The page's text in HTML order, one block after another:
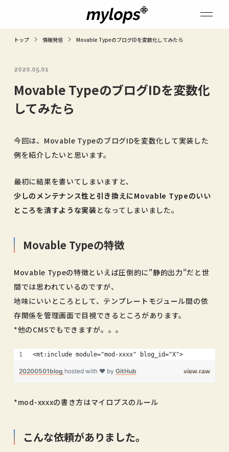
トップ 情報発信 Movable TypeのブログIDを変数化してみたら
2020.05.01
Movable TypeのブログIDを変数化
してみたら
今回は、Movable TypeのブログIDを変数化して実装した
例を紹介したいと思います。
最初に結果を書いてしまいますと、
少しのメンテナンス性と引き換えにMovable Typeのいい
ところを潰すような実装となってしまいました。
Movable Typeの特徴
Movable Typeの特徴といえば圧倒的に"静的出力"だと世
間では思われているのですが、
地味にいいところとして、テンプレートモジュール間の依
存関係を管理画面で目視できるところがあります。
*他のCMSでもできますが。。。
<mt:include module="mod-xxxx" blog_id="X">
view raw
20200501blog hosted with ❤ by GitHub
*mod-xxxxの書き方はマイロプスのルール
こんな依頼がありました。